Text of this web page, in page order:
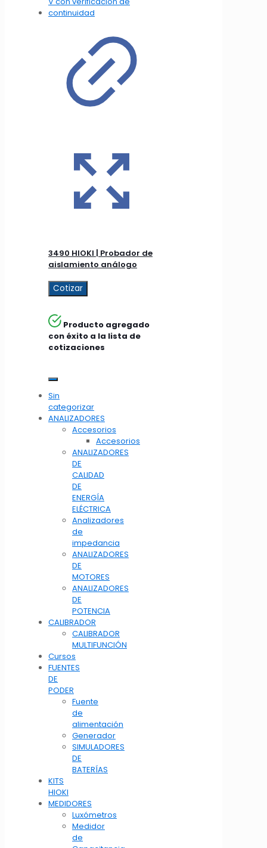
3490 HIOKI | Probador de
aislamiento análogo
Cotizar
Producto agregado
con éxito a la lista de
cotizaciones
Sin
categorizar
ANALIZADORES
Accesorios
Accesorios
ANALIZADORES
DE
CALIDAD
DE
ENERGÍA
ELÉCTRICA
Analizadores
de
impedancia
ANALIZADORES
DE
MOTORES
ANALIZADORES
DE
POTENCIA
CALIBRADOR
CALIBRADOR
MULTIFUNCIÓN
Cursos
FUENTES
DE
PODER
Fuente
de
alimentación
Generador
SIMULADORES
DE
BATERÍAS
KITS
HIOKI
MEDIDORES
Luxómetros
Medidor
de